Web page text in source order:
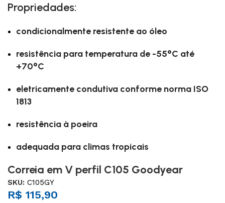
Propriedades:
condicionalmente resistente ao óleo
resistência para temperatura de -55°C até
+70°C
eletricamente condutiva conforme norma ISO
1813
resistência à poeira
adequada para climas tropicais
Correia em V perfil C105 Goodyear
SKU:C105GY
R$ 115,90